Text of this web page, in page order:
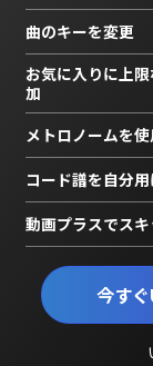
今す
曲のキーを変更
お気に入りに上
加
メトロノームを使
コード譜を自分
動画プラスでス